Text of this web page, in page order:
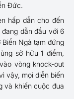
Đức.
hấp dẫn cho đến
dẫn đầu với 6
Ngà tạm đứng
sở hữu 1 điểm,
vòng knock-out
vậy, mọi diễn biến
và khiến cuộc đua